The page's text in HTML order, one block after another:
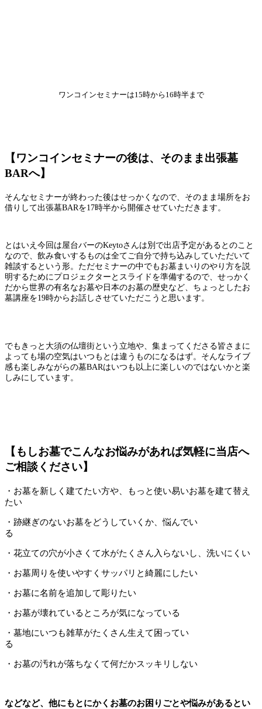
ワンコインセミナーは15時から16時半まで
【ワンコインセミナーの後は、そのまま出張墓
BARへ】
そんなセミナーが終わった後はせっかくなので、そのまま場所をお
借りして出張墓BARを17時半から開催させていただきます。
とはいえ今回は屋台バーのKeytoさんは別で出店予定があるとのこと
なので、飲み食いするものは全てご自分で持ち込みしていただいて
雑談するという形。ただセミナーの中でもお墓まいりのやり方を説
明するためにプロジェクターとスライドを準備するので、せっかく
だから世界の有名なお墓や日本のお墓の歴史など、ちょっとしたお
墓講座を19時からお話しさせていただこうと思います。
でもきっと大須の仏壇街という立地や、集まってくださる皆さまに
よっても場の空気はいつもとは違うものになるはず。そんなライブ
感も楽しみながらの墓BARはいつも以上に楽しいのではないかと楽
しみにしています。
【もしお墓でこんなお悩みがあれば気軽に当店へ
ご相談ください】
・お墓を新しく建てたい方や、もっと使い易いお墓を建て替え
たい
・跡継ぎのないお墓をどうしていくか、悩んでい
る
・花立ての穴が小さくて水がたくさん入らないし、洗いにくい
・お墓周りを使いやすくサッパリと綺麗にしたい
・お墓に名前を追加して彫りたい
・お墓が壊れているところが気になっている
・墓地にいつも雑草がたくさん生えて困ってい
る
・お墓の汚れが落ちなくて何だかスッキリしない
などなど、他にもとにかくお墓のお困りごとや悩みがあるとい